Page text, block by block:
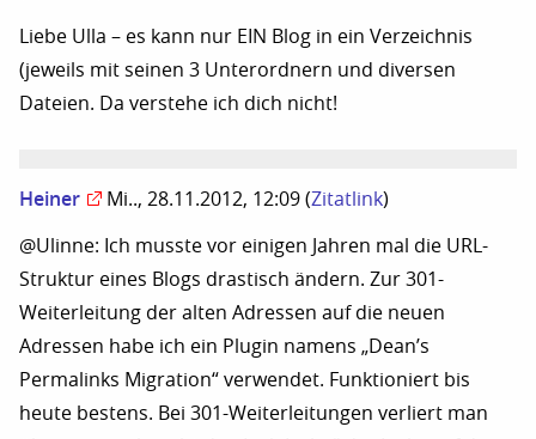
Liebe Ulla – es kann nur EIN Blog in ein Verzeichnis
(jeweils mit seinen 3 Unterordnern und diversen
Dateien. Da verstehe ich dich nicht!
Heiner Mi.., 28.11.2012, 12:09 (Zitatlink)
@Ulinne: Ich musste vor einigen Jahren mal die URL-
Struktur eines Blogs drastisch ändern. Zur 301-
Weiterleitung der alten Adressen auf die neuen
Adressen habe ich ein Plugin namens „Dean’s
Permalinks Migration“ verwendet. Funktioniert bis
heute bestens. Bei 301-Weiterleitungen verliert man